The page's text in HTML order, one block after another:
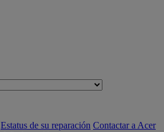
Estatus de su reparación Contactar a Acer